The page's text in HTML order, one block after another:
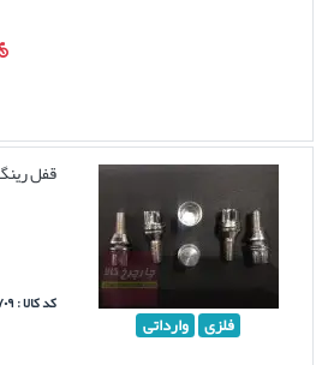
فلزی وارداتی
قفل
کد کالا : ۷۷۰۹